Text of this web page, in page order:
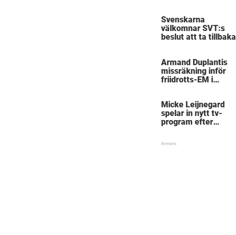
Svenskarna
välkomnar SVT:s
beslut att ta tillbaka
Armand Duplantis
missräkning inför
friidrotts-EM i
Micke Leijnegard
spelar in nytt tv-
program efter